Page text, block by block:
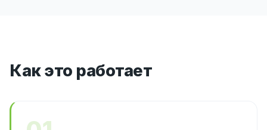
Как это работает